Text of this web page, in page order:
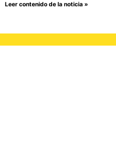
Leer contenido de la noticia »